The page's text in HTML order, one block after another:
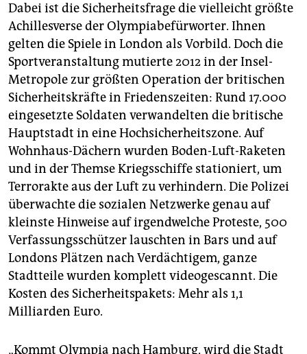
Dabei ist die Sicherheitsfrage die vielleicht größte
Achillesverse der Olympiabefürworter. Ihnen
gelten die Spiele in London als Vorbild. Doch die
Sportveranstaltung mutierte 2012 in der Insel-
Metropole zur größten Operation der britischen
Sicherheitskräfte in Friedenszeiten: Rund 17.000
eingesetzte Soldaten verwandelten die britische
Hauptstadt in eine Hochsicherheitszone. Auf
Wohnhaus-Dächern wurden Boden-Luft-Raketen
und in der Themse Kriegsschiffe stationiert, um
Terrorakte aus der Luft zu verhindern. Die Polizei
überwachte die sozialen Netzwerke genau auf
kleinste Hinweise auf irgendwelche Proteste, 500
Verfassungsschützer lauschten in Bars und auf
Londons Plätzen nach Verdächtigem, ganze
Stadtteile wurden komplett videogescannt. Die
Kosten des Sicherheitspakets: Mehr als 1,1
Milliarden Euro.
„Kommt Olympia nach Hamburg, wird die Stadt